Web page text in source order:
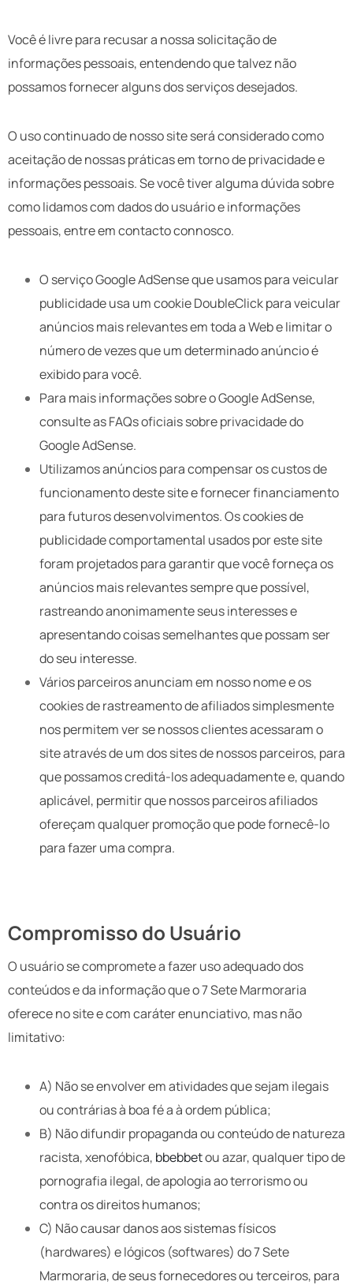
Você é livre para recusar a nossa solicitação de
informações pessoais, entendendo que talvez não
possamos fornecer alguns dos serviços desejados.
O uso continuado de nosso site será considerado como
aceitação de nossas práticas em torno de privacidade e
informações pessoais. Se você tiver alguma dúvida sobre
como lidamos com dados do usuário e informações
pessoais, entre em contacto connosco.
O serviço Google AdSense que usamos para veicular
publicidade usa um cookie DoubleClick para veicular
anúncios mais relevantes em toda a Web e limitar o
número de vezes que um determinado anúncio é
exibido para você.
Para mais informações sobre o Google AdSense,
consulte as FAQs oficiais sobre privacidade do
Google AdSense.
Utilizamos anúncios para compensar os custos de
funcionamento deste site e fornecer financiamento
para futuros desenvolvimentos. Os cookies de
publicidade comportamental usados ​​por este site
foram projetados para garantir que você forneça os
anúncios mais relevantes sempre que possível,
rastreando anonimamente seus interesses e
apresentando coisas semelhantes que possam ser
do seu interesse.
Vários parceiros anunciam em nosso nome e os
cookies de rastreamento de afiliados simplesmente
nos permitem ver se nossos clientes acessaram o
site através de um dos sites de nossos parceiros, para
que possamos creditá-los adequadamente e, quando
aplicável, permitir que nossos parceiros afiliados
ofereçam qualquer promoção que pode fornecê-lo
para fazer uma compra.
Compromisso do Usuário
O usuário se compromete a fazer uso adequado dos
conteúdos e da informação que o 7 Sete Marmoraria
oferece no site e com caráter enunciativo, mas não
limitativo:
A) Não se envolver em atividades que sejam ilegais
ou contrárias à boa fé a à ordem pública;
B) Não difundir propaganda ou conteúdo de natureza
racista, xenofóbica, bbebbetou azar, qualquer tipo de
pornografia ilegal, de apologia ao terrorismo ou
contra os direitos humanos;
C) Não causar danos aos sistemas físicos
(hardwares) e lógicos (softwares) do 7 Sete
Marmoraria, de seus fornecedores ou terceiros, para